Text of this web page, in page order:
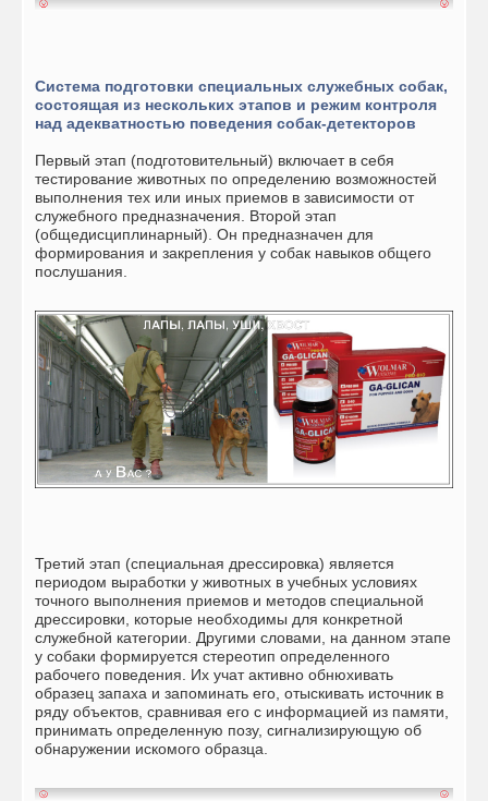
Система подготовки специальных служебных собак,
состоящая из нескольких этапов и режим контроля
над адекватностью поведения собак-детекторов
Первый этап (подготовительный) включает в себя
тестирование животных по определению возможностей
выполнения тех или иных приемов в зависимости от
служебного предназначения. Второй этап
(общедисциплинарный). Он предназначен для
формирования и закрепления у собак навыков общего
послушания.
Третий этап (специальная дрессировка) является
периодом выработки у животных в учебных условиях
точного выполнения приемов и методов специальной
дрессировки, которые необходимы для конкретной
служебной категории. Другими словами, на данном этапе
у собаки формируется стереотип определенного
рабочего поведения. Их учат активно обнюхивать
образец запаха и запоминать его, отыскивать источник в
ряду объектов, сравнивая его с информацией из памяти,
принимать определенную позу, сигнализирующую об
обнаружении искомого образца.